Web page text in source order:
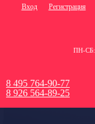
Вход Регистрация
ПН-
8 495 764-90-77
8 926 564-89-25